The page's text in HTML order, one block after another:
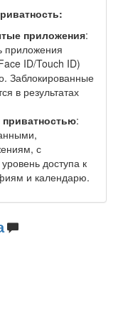
приложения:
приложения
ID/Touch ID)
Заблокированные
в результатах
:
с
доступа к
и календарю.